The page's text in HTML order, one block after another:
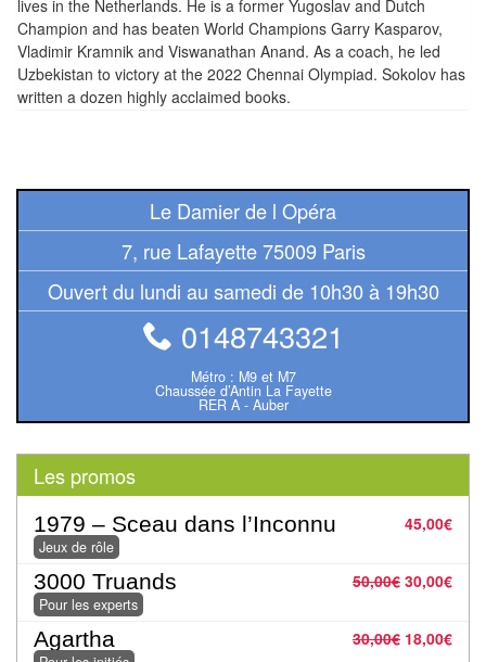
Pour
la
famille
initiés
Pour
les
experts
Pour
2
Joueurs
Ambiance
Coopératif
Gestion
lives in the Netherlands. He is a former Yugoslav and Dutch
Champion and has beaten World Champions Garry Kasparov,
Vladimir Kramnik and Viswanathan Anand. As a coach, he led
Uzbekistan to victory at the 2022 Chennai Olympiad. Sokolov has
written a dozen highly acclaimed books.
Le Damier de l Opéra
7, rue Lafayette 75009 Paris
Ouvert du lundi au samedi de 10h30 à 19h30
0148743321
Métro : M9 et M7
Chaussée d’Antin La Fayette
RER A - Auber
Les promos
45,00€
1979 – Sceau dans l’Inconnu
Jeux de rôle
50,00€ 30,00€
3000 Truands
Pour les experts
30,00€ 18,00€
Agartha